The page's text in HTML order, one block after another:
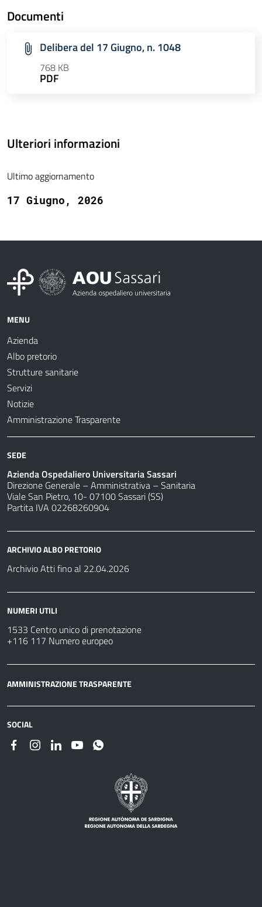
Documenti
Delibera del 17 Giugno, n. 1048
768 KB
PDF
Ulteriori informazioni
Ultimo aggiornamento
17 Giugno, 2026
MENU
Azienda
Albo pretorio
Strutture sanitarie
Servizi
Notizie
Amministrazione Trasparente
SEDE
Azienda Ospedaliero Universitaria Sassari
Direzione Generale – Amministrativa – Sanitaria
Viale San Pietro, 10- 07100 Sassari (SS)
Partita IVA 02268260904
ARCHIVIO ALBO PRETORIO
Archivio Atti fino al 22.04.2026
NUMERI UTILI
1533 Centro unico di prenotazione
+116 117 Numero europeo
AMMINISTRAZIONE TRASPARENTE
SOCIAL